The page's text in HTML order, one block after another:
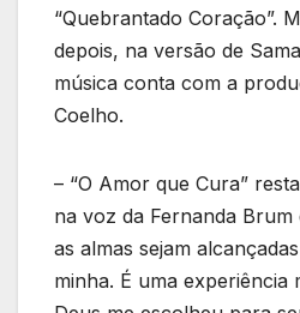
“Quebrantado Coração”.
depois, na versão de
música conta com a
Coelho.
– “O Amor que Cura”
na voz da Fernanda
as almas sejam
minha. É uma experiência